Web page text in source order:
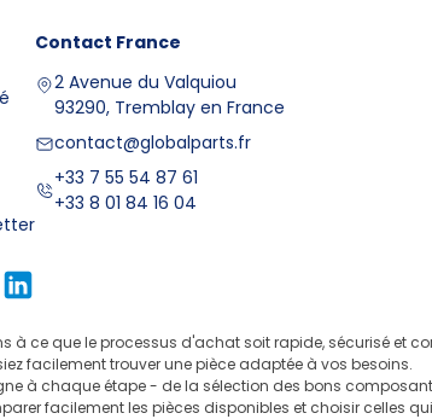
Contact France
2 Avenue du Valquiou
93290, Tremblay en France
contact@globalparts.fr
+33 7 55 54 87 61
+33 8 01 84 16 04
à ce que le processus d'achat soit rapide, sécurisé et
facilement trouver une pièce adaptée à vos besoins.
à chaque étape - de la sélection des bons
facilement les pièces disponibles et choisir celles